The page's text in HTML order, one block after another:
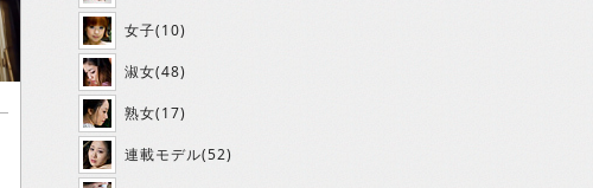
女子(10)
淑女(48)
熟女(17)
連載モデル(52)